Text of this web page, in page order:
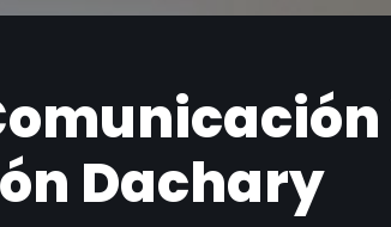
Dachary